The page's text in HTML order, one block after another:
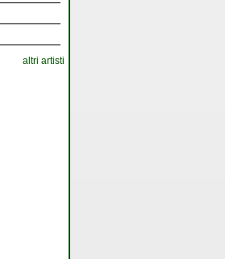
altri artisti